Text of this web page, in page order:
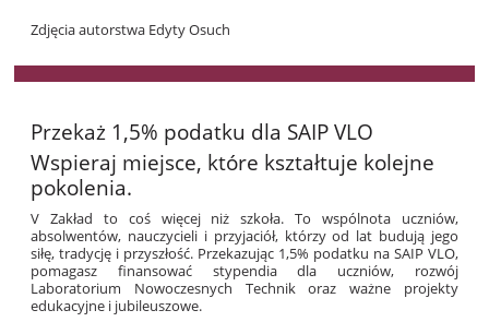
Zdjęcia autorstwa Edyty Osuch
Przekaż 1,5% podatku dla SAIP VLO
Wspieraj miejsce, które kształtuje kolejne
pokolenia.
V Zakład to coś więcej niż szkoła. To wspólnota uczniów,
absolwentów, nauczycieli i przyjaciół, którzy od lat budują jego
siłę, tradycję i przyszłość. Przekazując 1,5% podatku na SAIP VLO,
pomagasz finansować stypendia dla uczniów, rozwój
Laboratorium Nowoczesnych Technik oraz ważne projekty
edukacyjne i jubileuszowe.